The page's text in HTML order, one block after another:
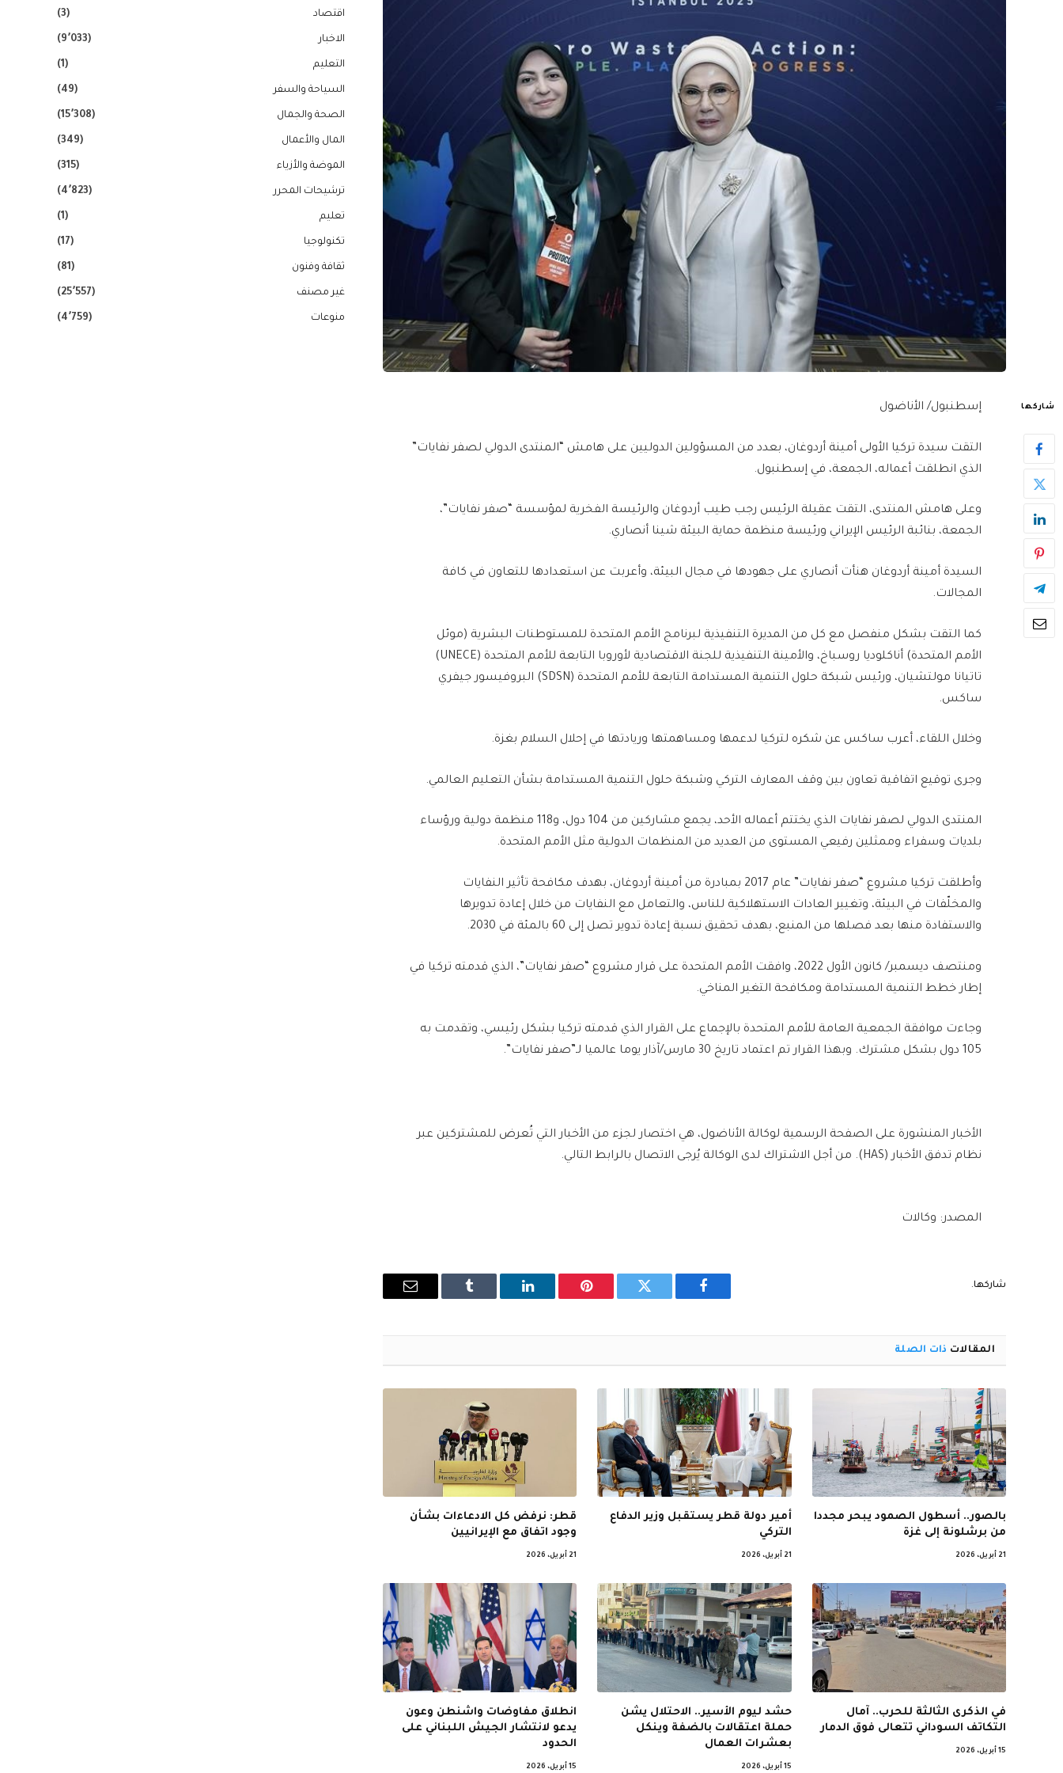
شاركها إسطنبول/ الأناضول
التقت سيدة تركيا الأولى أمينة أردوغان، بعدد من المسؤولين الدوليين على هامش “المنتدى الدولي لصفر نفايات”
الذي انطلقت أعماله، الجمعة، في إسطنبول.
وعلى هامش المنتدى، التقت عقيلة الرئيس رجب طيب أردوغان والرئيسة الفخرية لمؤسسة “صفر نفايات”،
الجمعة، بنائبة الرئيس الإيراني ورئيسة منظمة حماية البيئة شينا أنصاري.
السيدة أمينة أردوغان هنأت أنصاري على جهودها في مجال البيئة، وأعربت عن استعدادها للتعاون في كافة
المجالات.
كما التقت بشكل منفصل مع كل من المديرة التنفيذية لبرنامج الأمم المتحدة للمستوطنات البشرية (موئل
الأمم المتحدة) أناكلوديا روسباخ، والأمينة التنفيذية للجنة الاقتصادية لأوروبا التابعة للأمم المتحدة (UNECE)
تاتيانا مولتشيان، ورئيس شبكة حلول التنمية المستدامة التابعة للأمم المتحدة (SDSN) البروفيسور جيفري
ساكس.
وخلال اللقاء، أعرب ساكس عن شكره لتركيا لدعمها ومساهمتها وريادتها في إحلال السلام بغزة.
وجرى توقيع اتفاقية تعاون بين وقف المعارف التركي وشبكة حلول التنمية المستدامة بشأن التعليم العالمي.
المنتدى الدولي لصفر نفايات الذي يختتم أعماله الأحد، يجمع مشاركين من 104 دول، و118 منظمة دولية ورؤساء
بلديات وسفراء وممثلين رفيعي المستوى من العديد من المنظمات الدولية مثل الأمم المتحدة.
وأطلقت تركيا مشروع “صفر نفايات” عام 2017 بمبادرة من أمينة أردوغان، بهدف مكافحة تأثير النفايات
والمخلّفات في البيئة، وتغيير العادات الاستهلاكية للناس، والتعامل مع النفايات من خلال إعادة تدويرها
والاستفادة منها بعد فصلها من المنبع، بهدف تحقيق نسبة إعادة تدوير تصل إلى 60 بالمئة في 2030.
ومنتصف ديسمبر/ كانون الأول 2022، وافقت الأمم المتحدة على قرار مشروع “صفر نفايات”، الذي قدمته تركيا في
إطار خطط التنمية المستدامة ومكافحة التغير المناخي.
وجاءت موافقة الجمعية العامة للأمم المتحدة بالإجماع على القرار الذي قدمته تركيا بشكل رئيسي، وتقدمت به
105 دول بشكل مشترك. وبهذا القرار تم اعتماد تاريخ 30 مارس/آذار يوما عالميا لـ”صفر نفايات”.
الأخبار المنشورة على الصفحة الرسمية لوكالة الأناضول، هي اختصار لجزء من الأخبار التي تُعرض للمشتركين عبر
نظام تدفق الأخبار (HAS). من أجل الاشتراك لدى الوكالة يُرجى الاتصال بالرابط التالي.
المصدر: وكالات
شاركها.
فيسبوك تويتر بينتيريستلينكدإن Tumblr
البريد
المقالات ذات الصلة
بالصور.. أسطول الصمود يبحر مجددا
من برشلونة إلى غزة
21 أبريل، 2026
أمير دولة قطر يستقبل وزير الدفاع
التركي
21 أبريل، 2026
قطر: نرفض كل الادعاءات بشأن
وجود اتفاق مع الإيرانيين
21 أبريل، 2026
في الذكرى الثالثة للحرب.. آمال
التكاتف السوداني تتعالى فوق الدمار
15 أبريل، 2026
حشد ليوم الأسير.. الاحتلال يشن
حملة اعتقالات بالضفة وينكل
بعشرات العمال
15 أبريل، 2026
انطلاق مفاوضات واشنطن وعون
يدعو لانتشار الجيش اللبناني على
الحدود
15 أبريل، 2026
اقتصاد (3)
الاخبار (9٬033)
التعليم (1)
السياحة والسفر (49)
الصحة والجمال (15٬308)
المال والأعمال (349)
الموضة والأزياء (315)
ترشيحات المحرر (4٬823)
تعليم (1)
تكنولوجيا (17)
ثقافة وفنون (81)
غير مصنف (25٬557)
منوعات (4٬759)